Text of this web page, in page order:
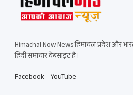
Himachal Now News हिमाचल प्रदेश और
हिंदी समाचार वेबसाइट है।
Facebook YouTube